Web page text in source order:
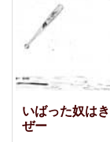
いばった奴は
ぜー